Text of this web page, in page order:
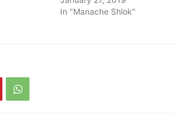
In "Manache Shlok"